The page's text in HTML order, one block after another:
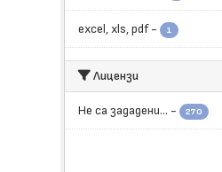
еxcel, xls, pdf - 1
Лицензи
Не са зададени... - 270